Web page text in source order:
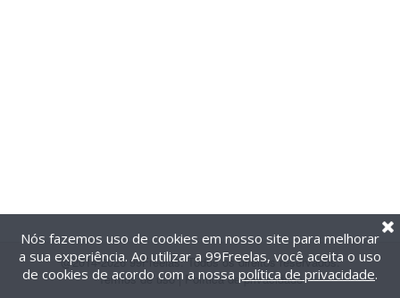
@2014-2026 99Freelas. Todos os direitos reservados.
Termos de uso| Política de privacidade
Nós fazemos uso de cookies em nosso site para melhorar
a sua experiência. Ao utilizar a 99Freelas, você aceita o uso
de cookies de acordo com a nossa política de privacidade.